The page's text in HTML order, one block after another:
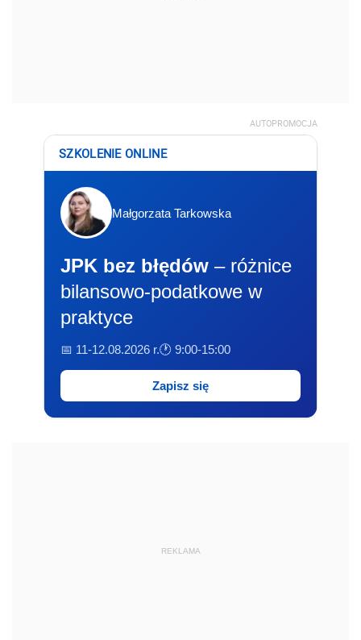
AUTOPROMOCJA
SZKOLENIE ONLINE
Małgorzata Tarkowska
JPK bez błędów – różnice
bilansowo-podatkowe w
praktyce
📅 11-12.08.2026 r.🕐 9:00-15:00
Zapisz się
REKLAMA